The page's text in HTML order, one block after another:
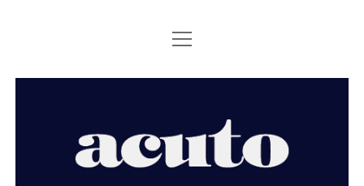
TOP PAGE
ACUTOについて
open
menu